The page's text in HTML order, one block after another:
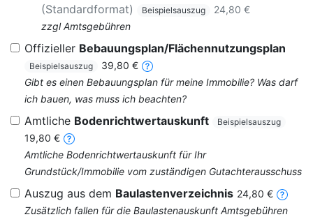
(Standardformat)
Beispielsauszug
24,80 €
zzgl Amtsgebühren
Offizieller Bebauungsplan/Flächennutzungsplan
Beispielsauszug
39,80 €
Gibt es einen Bebauungsplan für meine Immobilie? Was darf
ich bauen, was muss ich beachten?
Amtliche Bodenrichtwertauskunft Beispielsauszug
19,80 €
Amtliche Bodenrichtwertauskunft für Ihr
Grundstück/Immobilie vom zuständigen Gutachterausschuss
Auszug aus dem Baulastenverzeichnis 24,80 €
Zusätzlich fallen für die Baulastenauskunft Amtsgebühren